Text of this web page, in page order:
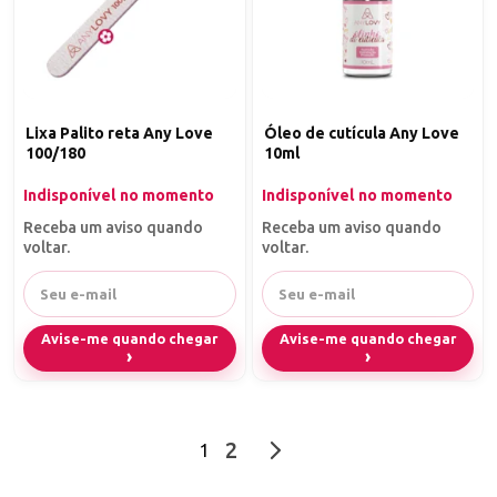
de etila, é especialmente formulado para suavizar e nivelar a linha
Lixa Palito reta Any Love
100/180
Indisponível no momento
Receba um aviso quando
voltar.
Avise-me quando chegar
Óleo de cutícula Any Love
10ml
Indisponível no momento
Receba um aviso quando
voltar.
Avise-me quando chegar
1 2